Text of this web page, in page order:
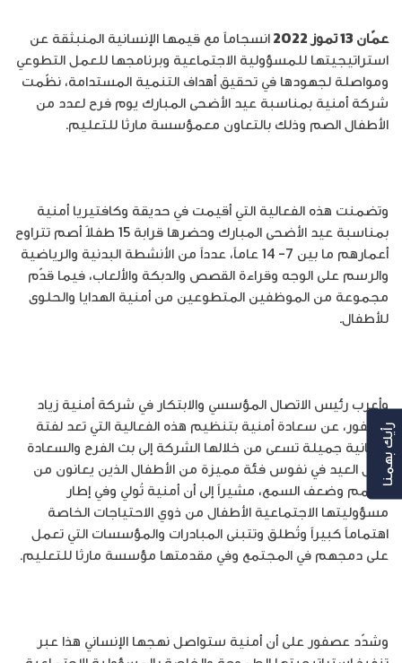
عمّان 13 تموز 2022
انسجاماً مع قيمها الإنسانية المنبثقة عن
استراتيجيتها للمسؤولية الاجتماعية وبرنامجها للعمل التطوعي
ومواصلة لجهودها في تحقيق أهداف التنمية المستدامة، نظّمت
شركة أمنية بمناسبة عيد الأضحى المبارك يوم فرح لعدد من
الأطفال الصم وذلك بالتعاون معمؤسسة مارثا للتعليم.
وتضمنت هذه الفعالية التي أقيمت في حديقة وكافتيريا أمنية
بمناسبة عيد الأضحى المبارك وحضرها قرابة 15 طفلاً أصم تتراوح
أعمارهم ما بين 7- 14 عاماً، عدداً من الأنشطة البدنية والرياضية
والرسم على الوجه وقراءة القصص والدبكة والألعاب، فيما قدّم
مجموعة من الموظفين المتطوعين من أمنية الهدايا والحلوى
للأطفال.
وأعرب رئيس الاتصال المؤسسي والابتكار في شركة أمنية زياد
عصفور، عن سعادة أمنية بتنظيم هذه الفعالية التي تعد لفتة
إنسانية جميلة تسعى من خلالها الشركة إلى بث الفرح والسعادة
خلال العيد في نفوس فئة مميزة من الأطفال الذين يعانون من
الصمم وضعف السمع، مشيراً إلى أن أمنية تُولي وفي إطار
مسؤوليتها الاجتماعية الأطفال من ذوي الاحتياجات الخاصة
اهتماماً كبيراً وتُطلق وتتبنى المبادرات والمؤسسات التي تعمل
على دمجهم في المجتمع وفي مقدمتها مؤسسة مارثا للتعليم.
وشدّد عصفور على أن أمنية ستواصل نهجها الإنساني هذا عبر
رأيك بهمنا